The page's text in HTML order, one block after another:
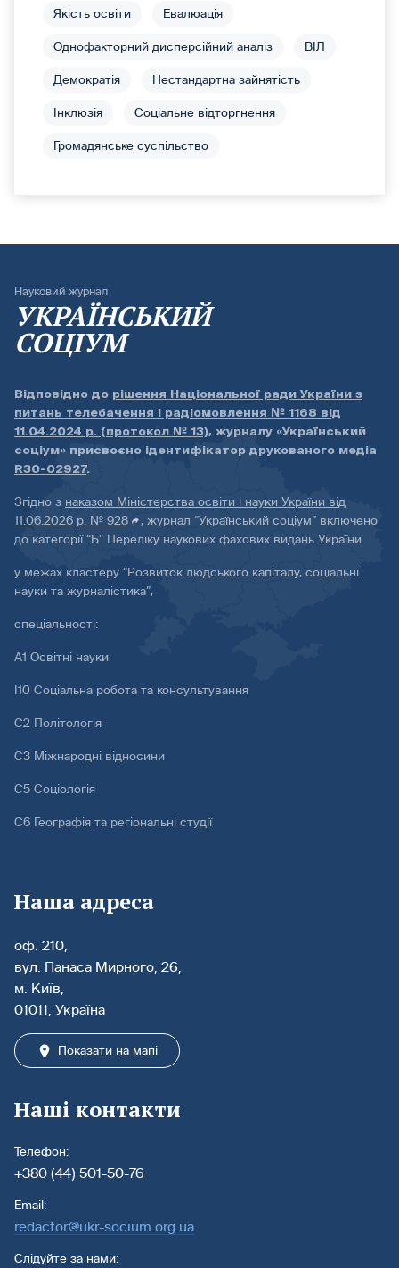
Якість освіти Евалюація
Однофакторний дисперсійний аналіз ВІЛ
Демократія Нестандартна зайнятість
Інклюзія Соціальне відторгнення
Громадянське суспільство
Науковий журнал
УКРАЇНСЬКИЙ
СОЦІУМ
Відповідно до рішення Національної ради України з
питань телебачення і радіомовлення № 1168 від
11.04.2024 р. (протокол № 13), журналу «Український
соціум» присвоєно ідентифікатор друкованого медіа
R30-02927.
Згідно з наказом Міністерства освіти і науки України від
11.06.2026 р. № 928
, журнал “Український соціум” включено
до категорії “Б” Переліку наукових фахових видань України
у межах кластеру “Розвиток людського капіталу, соціальні
науки та журналістика”,
спеціальності:
А1 Освітні науки
І10 Соціальна робота та консультування
С2 Політологія
С3 Міжнародні відносини
С5 Соціологія
С6 Географія та регіональні студії
Наша адреса
оф. 210,
вул. Панаса Мирного, 26,
м. Київ,
01011, Україна
Показати на мапі
Наші контакти
Телефон:
+380 (44) 501-50-76
Email:
redactor@ukr-socium.org.ua
Слідуйте за нами: